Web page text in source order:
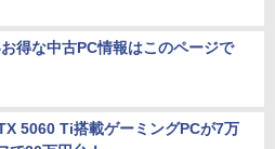
得な中古PC情報はこのページで
5060 Ti搭載ゲーミングPCが7万